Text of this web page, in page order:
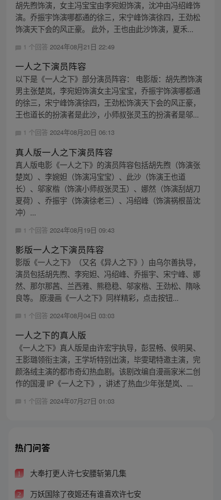
胡先煦饰演，女主冯宝宝由李宛妲饰演，沈冲由冯绍峰饰
演。乔振宇饰演哪都通的徐三，宋宁峰饰演徐四，王劲松
饰演天下会的风正豪。 此外，王也由此沙饰演，夏禾...
1 个回答 2024年08月21日 22:49
一人之下演员阵容
以下是《一人之下》部分演员阵容： 电影版：胡先煦饰演
男主张楚岚，李宛妲饰演女主冯宝宝，乔振宇饰演哪都通
的徐三，宋宁峰饰演徐四，王劲松饰演天下会的风正豪，
王也道长的扮演者是此沙，小师叔张灵玉的扮演者是邬...
1 个回答 2024年08月20日 06:13
真人版一人之下演员阵容
真人版电影《一人之下》的演员阵容包括胡先煦（饰演张
楚岚）、李婉妲（饰演冯宝宝）、此沙（饰演王也道
长）、邬家楷（饰演小师叔张灵玉）、娜然（饰演刮胡刀
夏荷）、乔振宇（饰演徐老三）、冯绍峰（饰演祸根苗沈
冲）...
1 个回答 2024年08月19日 09:43
影版一人之下演员阵容
影版《一人之下》（又名《异人之下》）由乌尔善执导，
演员包括胡先煦、李宛妲、冯绍峰、乔振宇、宋宁峰、娜
然、那尔那茜、兰西雅、熊稳稳、邬家楷、王劲松、隋咏
良等。 原漫画《一人之下》同样精彩，点击按钮...
1 个回答 2024年08月04日 03:03
一人之下的真人版
《一人之下》真人版是由许宏宇执导，彭昱畅、侯明昊、
王影璐领衔主演，王学圻特别出演，毕雯珺特邀主演，完
颜洛绒主演的都市奇幻热血剧。该剧改编自漫画家米二创
作的国漫 IP《一人之下》，讲述了热血少年张楚岚、...
1 个回答 2024年07月27日 01:03
热门问答
1 大奉打更人许七安腰斩第几集
2 万妖国除了夜姬还有谁喜欢许七安